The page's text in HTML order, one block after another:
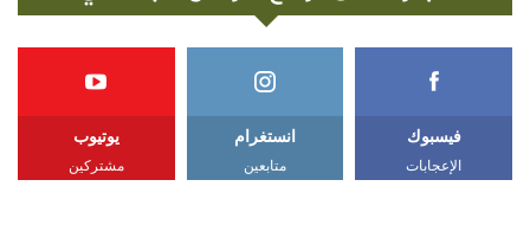
فيسبوك
الإعجابات
انستغرام
متابعين
يوتيوب
مشتركين